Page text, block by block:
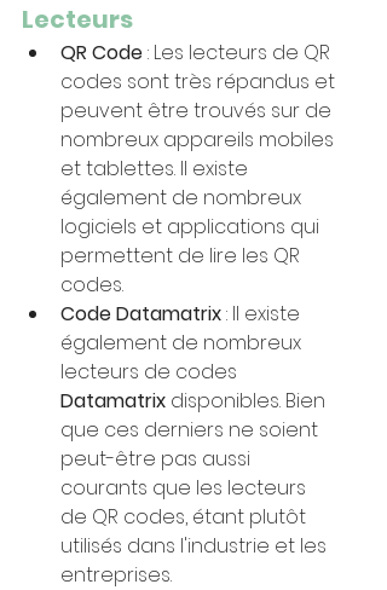
Lecteurs
QR Code : Les lecteurs de QR
codes sont très répandus et
peuvent être trouvés sur de
nombreux appareils mobiles
et tablettes. Il existe
également de nombreux
logiciels et applications qui
permettent de lire les QR
codes.
Code Datamatrix : Il existe
également de nombreux
lecteurs de codes
Datamatrix disponibles. Bien
que ces derniers ne soient
peut-être pas aussi
courants que les lecteurs
de QR codes, étant plutôt
utilisés dans l'industrie et les
entreprises.